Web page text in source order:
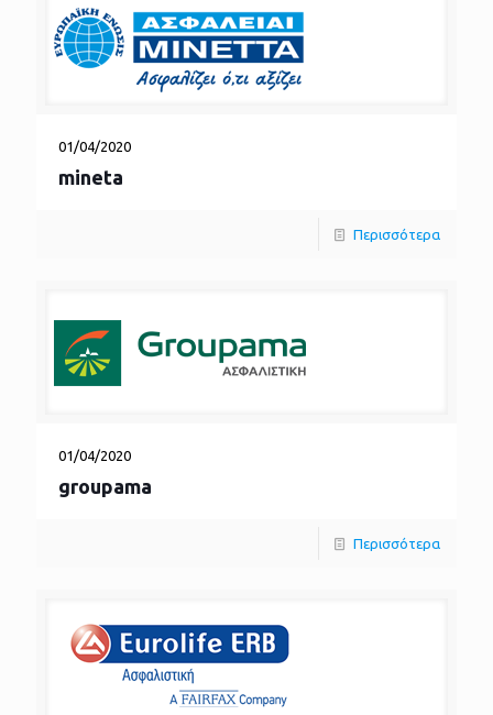
01/04/2020
mineta
Περισσότερα
01/04/2020
groupama
Περισσότερα